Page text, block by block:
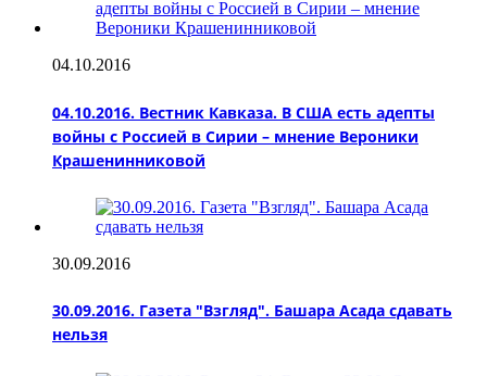
04.10.2016
04.10.2016. Вестник Кавказа. В США есть адепты
войны с Россией в Сирии – мнение Вероники
Крашенинниковой
30.09.2016
30.09.2016. Газета "Взгляд". Башара Асада сдавать
нельзя